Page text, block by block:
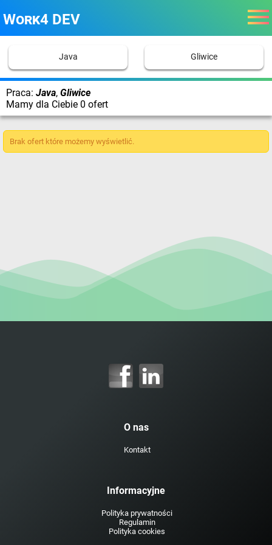
Work4 DEV
Java Gliwice
Praca: Java, Gliwice
Mamy dla Ciebie 0 ofert
Brak ofert które możemy wyświetlić.
O nas
Kontakt
Informacyjne
Polityka prywatności
Regulamin
Polityka cookies